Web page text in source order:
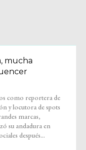
mucha
después...